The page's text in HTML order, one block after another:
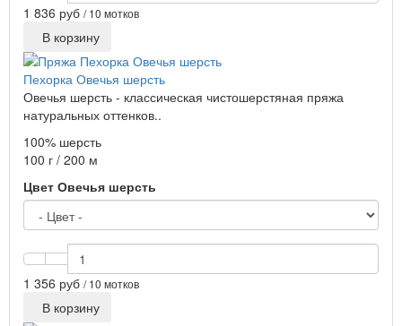
1 836 руб / 10 мотков
В корзину
Пехорка Овечья шерсть
Овечья шерсть - классическая чистошерстяная пряжа
натуральных оттенков..
100% шерсть
100 г / 200 м
Цвет Овечья шерсть
1 356 руб / 10 мотков
В корзину